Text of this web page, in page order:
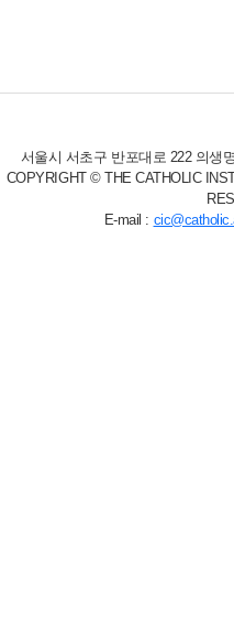
서울시 서초구 반포대로 222 의생
COPYRIGHT © THE CATHOLIC
E-mail :